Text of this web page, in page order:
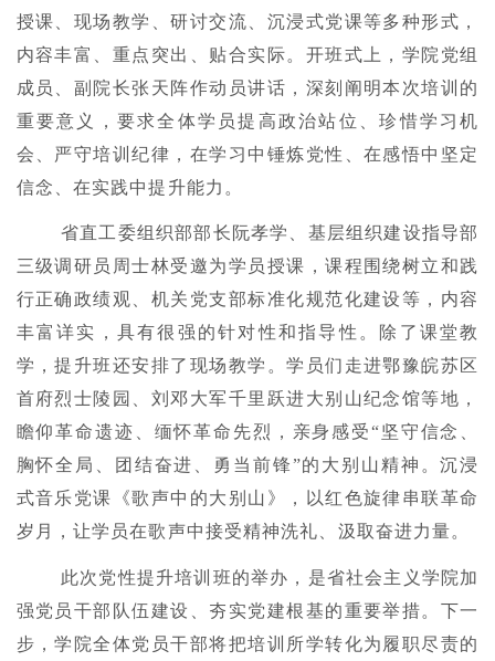
授课、现场教学、研讨交流、沉浸式党课等多种形式，
内容丰富、重点突出、贴合实际。开班式上，学院党组
成员、副院长张天阵作动员讲话，深刻阐明本次培训的
重要意义，要求全体学员提高政治站位、珍惜学习机
会、严守培训纪律，在学习中锤炼党性、在感悟中坚定
信念、在实践中提升能力。
省直工委组织部部长阮孝学、基层组织建设指导部
三级调研员周士林受邀为学员授课，课程围绕树立和践
行正确政绩观、机关党支部标准化规范化建设等，内容
丰富详实，具有很强的针对性和指导性。除了课堂教
学，提升班还安排了现场教学。学员们走进鄂豫皖苏区
首府烈士陵园、刘邓大军千里跃进大别山纪念馆等地，
瞻仰革命遗迹、缅怀革命先烈，亲身感受“坚守信念、
胸怀全局、团结奋进、勇当前锋”的大别山精神。沉浸
式音乐党课《歌声中的大别山》，以红色旋律串联革命
岁月，让学员在歌声中接受精神洗礼、汲取奋进力量。
此次党性提升培训班的举办，是省社会主义学院加
强党员干部队伍建设、夯实党建根基的重要举措。下一
步，学院全体党员干部将把培训所学转化为履职尽责的